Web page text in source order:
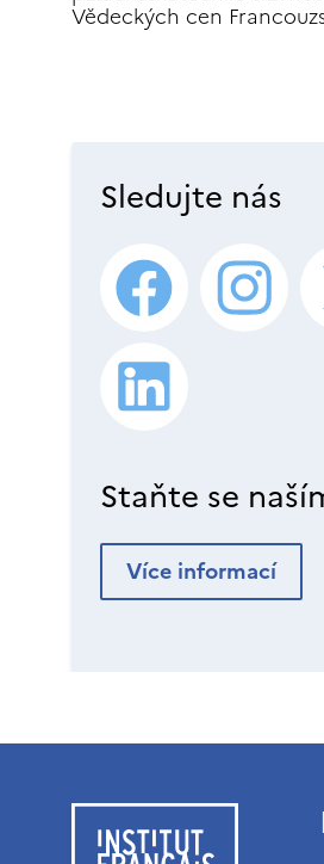
Vědeckých cen
Sledujte nás
Staňte se
Více informací